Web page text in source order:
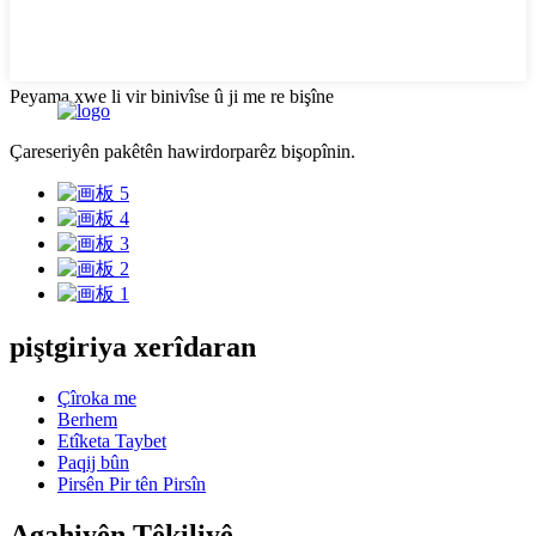
Peyama xwe li vir binivîse û ji me re bişîne
Çareseriyên pakêtên hawirdorparêz bişopînin.
piştgiriya xerîdaran
Çîroka me
Berhem
Etîketa Taybet
Paqij bûn
Pirsên Pir tên Pirsîn